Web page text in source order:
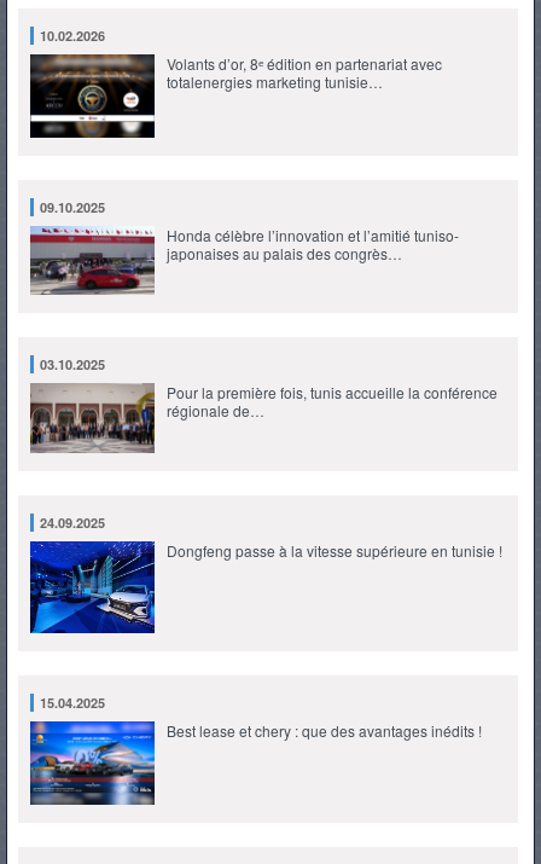
10.02.2026
Volants d’or, 8ᵉ édition en partenariat avec
totalenergies marketing tunisie…
09.10.2025
Honda célèbre l’innovation et l’amitié tuniso-
japonaises au palais des congrès…
03.10.2025
Pour la première fois, tunis accueille la conférence
régionale de…
24.09.2025
Dongfeng passe à la vitesse supérieure en tunisie !
15.04.2025
Best lease et chery : que des avantages inédits !